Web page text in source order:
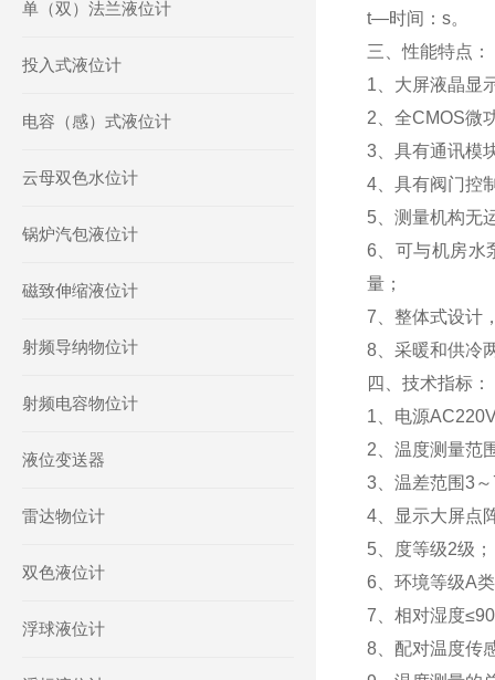
单（双）法兰液位计
投入式液位计
电容（感）式液位计
云母双色水位计
锅炉汽包液位计
磁致伸缩液位计
射频导纳物位计
射频电容物位计
液位变送器
雷达物位计
双色液位计
浮球液位计
t—时间：s。
三、性能特点：
1、大屏液晶显
2、全CMOS微
3、具有通讯模
4、具有阀门控
5、测量机构无
6、可与机房水
量；
7、整体式设计
8、采暖和供冷
四、技术指标：
1、电源
2、温度测量范
3、温差范围3
4、显示大屏点
5、度等级2级；
6、环境等级A
7、相对湿度
8、配对温度传